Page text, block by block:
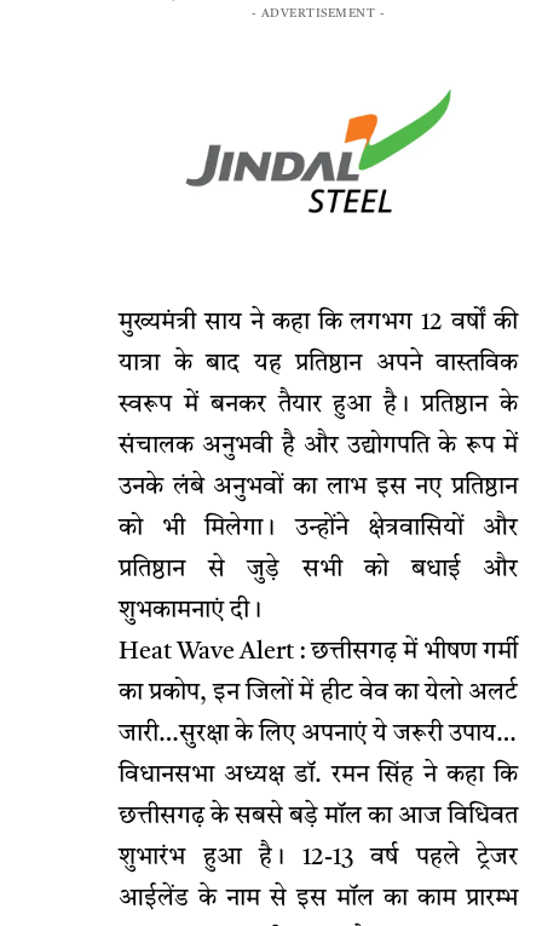
- ADVERTISEMENT -
मुख्यमंत्री साय ने कहा कि लगभग 12 वर्षों की
यात्रा के बाद यह प्रतिष्ठान अपने वास्तविक
स्वरूप में बनकर तैयार हुआ है। प्रतिष्ठान के
संचालक अनुभवी है और उद्योगपति के रूप में
उनके लंबे अनुभवों का लाभ इस नए प्रतिष्ठान
को भी मिलेगा। उन्होंने क्षेत्रवासियों और
प्रतिष्ठान से जुड़े सभी को बधाई और
शुभकामनाएं दी।
Heat Wave Alert : छत्तीसगढ़ में भीषण गर्मी
का प्रकोप, इन जिलों में हीट वेव का येलो अलर्ट
जारी…सुरक्षा के लिए अपनाएं ये जरूरी उपाय…
विधानसभा अध्यक्ष डॉ. रमन सिंह ने कहा कि
छत्तीसगढ़ के सबसे बड़े मॉल का आज विधिवत
शुभारंभ हुआ है। 12-13 वर्ष पहले ट्रेजर
आईलेंड के नाम से इस मॉल का काम प्रारम्भ